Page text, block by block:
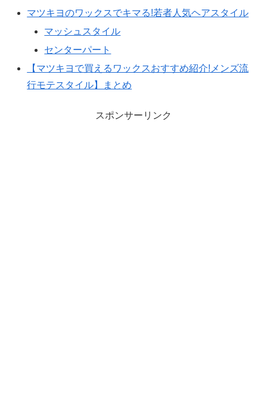
マツキヨのワックスでキマる!若者人気ヘアスタイル
マッシュスタイル
センターパート
【マツキヨで買えるワックスおすすめ紹介!メンズ流
行モテスタイル】まとめ
スポンサーリンク